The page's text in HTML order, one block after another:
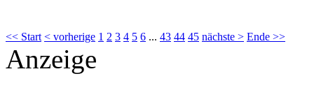
<< Start < vorherige 1 2 3 4 5 6 ... 43 44 45 nächste > Ende >>
Anzeige